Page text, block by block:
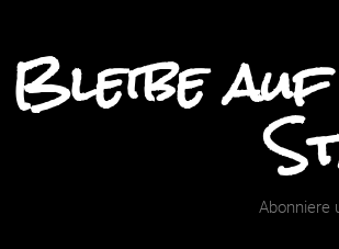
Bleibe auf
Abonniere